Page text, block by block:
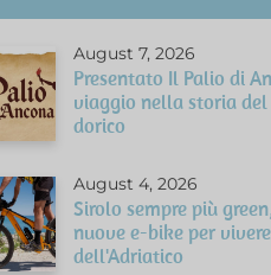
August 7, 2026
Presentato Il Palio di
viaggio nella storia
dorico
August 4, 2026
Sirolo sempre più
nuove e-bike per
dell'Adriatico